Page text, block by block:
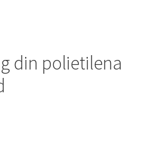
din polietilena